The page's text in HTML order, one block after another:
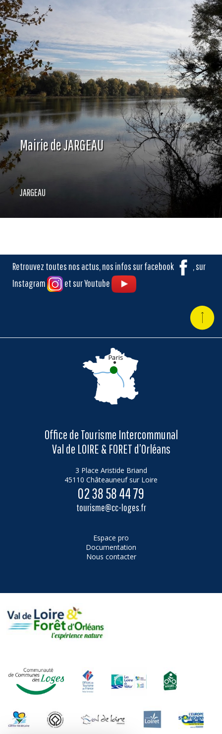
Mairie de JARGEAU
JARGEAU
Retrouvez toutes nos actus, nos infos sur facebook
, sur
Instagram
et sur Youtube
Office de Tourisme Intercommunal
Val de LOIRE & FORET d’Orléans
3 Place Aristide Briand
45110 Châteauneuf sur Loire
02 38 58 44 79
tourisme@cc-loges.fr
Espace pro
Documentation
Nous contacter